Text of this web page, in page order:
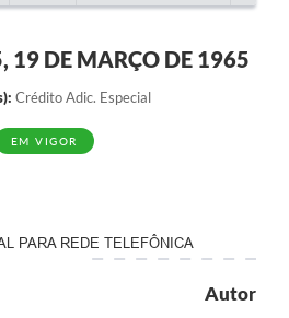
19 DE MARÇO DE 1965
Crédito Adic. Especial
EM VIGOR
PARA REDE TELEFÔNICA
Autor